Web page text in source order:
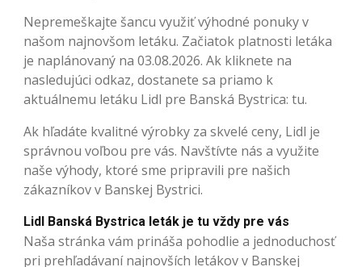
Nepremeškajte šancu využiť výhodné ponuky v
našom najnovšom letáku. Začiatok platnosti letáka
je naplánovaný na 03.08.2026. Ak kliknete na
nasledujúci odkaz, dostanete sa priamo k
aktuálnemu letáku Lidl pre Banská Bystrica: tu.
Ak hľadáte kvalitné výrobky za skvelé ceny, Lidl je
správnou voľbou pre vás. Navštívte nás a využite
naše výhody, ktoré sme pripravili pre našich
zákazníkov v Banskej Bystrici.
Lidl Banská Bystrica leták je tu vždy pre vás
Naša stránka vám prináša pohodlie a jednoduchosť
pri prehľadávaní najnovších letákov v Banskej